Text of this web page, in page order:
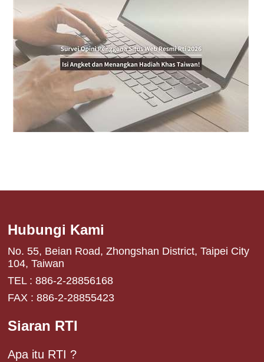
Hubungi Kami
No. 55, Beian Road, Zhongshan District, Taipei City
104, Taiwan
TEL : 886-2-28856168
FAX : 886-2-28855423
Siaran RTI
Apa itu RTI ?